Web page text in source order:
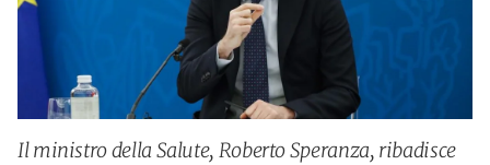
Il ministro della Salute, Roberto Speranza, ribadisce